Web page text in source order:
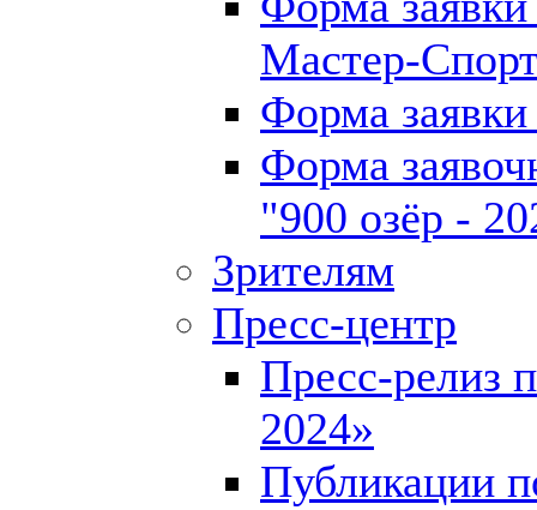
Мастер-
Форма
Форма
"900 озёр -
Зрителям
Пресс-центр
Пресс-релиз
2024»
Публикации